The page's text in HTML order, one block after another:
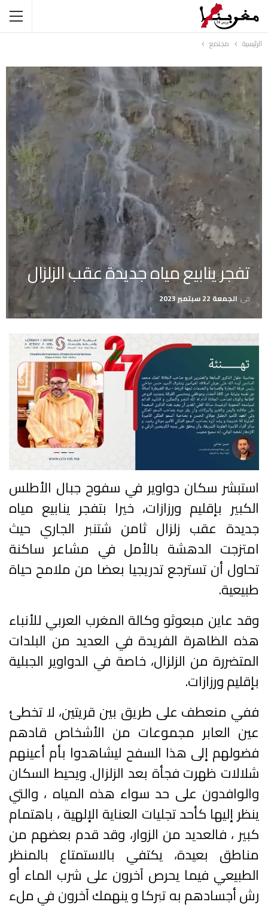
الرئيسية مجتمع
تفجر ينابيع مياه جديدة عقب الزلزال
في الجمعة 22 سبتمبر 2023
استبشر سكان دواوير في سفوح جبال الأطلس
الكبير بإقليم ورزازات، خيرا بتفجر ينابيع مياه
جديدة عقب زلزال ثامن شتنبر الجاري حيث
امتزجت الدهشة بالأمل في مشاعر ساكنة
تحاول أن تسترجع تدريجيا بعضا من ملامح حياة
طبيعية.
وقد عاين مبعوثو وكالة المغرب العربي للأنباء
هذه الظاهرة الفريدة في العديد من البلدات
المتضررة من الزلزال، خاصة في الدواوير الجبلية
بإقليم ورزازات.
ففي منعطف على طريق بين قريتين، لا تخطئ
عين العابر مجموعات من الأشخاص قادهم
فضولهم إلى هذا السفح ليشاهدوا بأم أعينهم
شلالات ظهرت فجأة بعد الزلزال. ويحيط السكان
والوافدون على حد سواء هذه المياه ، والتي
ينظر إليها كأحد تجليات العناية الإلهية ، باهتمام
كبير ، فالعديد من الزوار، وقد قدم بعضهم من
مناطق بعيدة، يكتفي بالاستمتاع بالمنظر
الطبيعي فيما يحرص آخرون على شرب الماء أو
رش أجسادهم به تبركا و ينهمك آخرون في ملء